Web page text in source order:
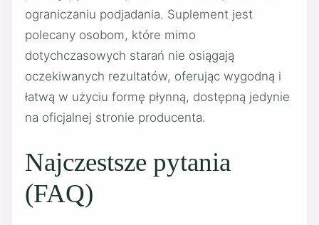
ograniczaniu podjadania. Suplement jest
polecany osobom, które mimo
dotychczasowych starań nie osiągają
oczekiwanych rezultatów, oferując wygodną i
łatwą w użyciu formę płynną, dostępną jedynie
na oficjalnej stronie producenta.
Najczestsze pytania
(FAQ)